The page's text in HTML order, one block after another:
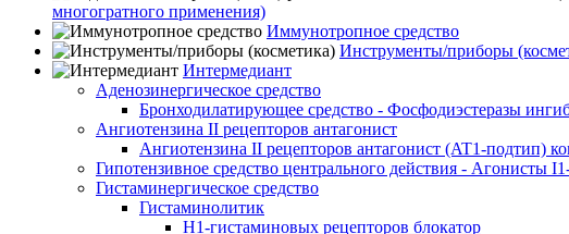
многогратного применения)
Иммунотропное средство
Инструменты/приборы
Интермедиант
Аденозинергическое средство
Бронходилатирующее средство - Фосфодиэстеразы
Ангиотензина II рецепторов антагонист
Ангиотензина II рецепторов антагонист (AT1-подтип)
Гипотензивное средство центрального действия - Агонисты
Гистаминергическое средство
Гистаминолитик
H1-гистаминовых рецепторов блокатор